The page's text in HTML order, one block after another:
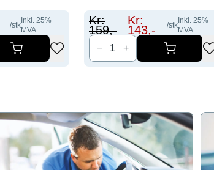
/stk
Inkl. 25%
MVA
Kr:
159,-
Kr:
143,- /stk
Inkl. 25%
MVA
− +